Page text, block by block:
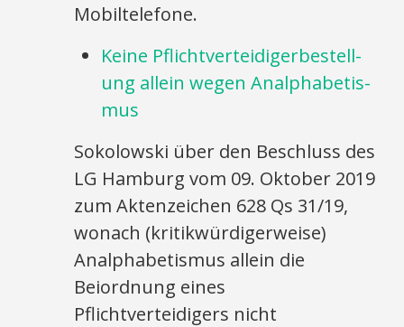
Mobiltelefone.
Keine Pflicht­ver­teidig­er­be­stell­
ung allein wegen An­alphabet­is­
mus
Sokolowski über den Beschluss des
LG Hamburg vom 09. Oktober 2019
zum Aktenzeichen 628 Qs 31/19,
wonach (kritikwürdigerweise)
Analphabetismus allein die
Beiordnung eines
Pflichtverteidigers nicht